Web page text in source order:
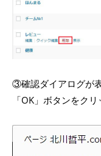
③確認ダイアログが
「OK」ボタンをクリ